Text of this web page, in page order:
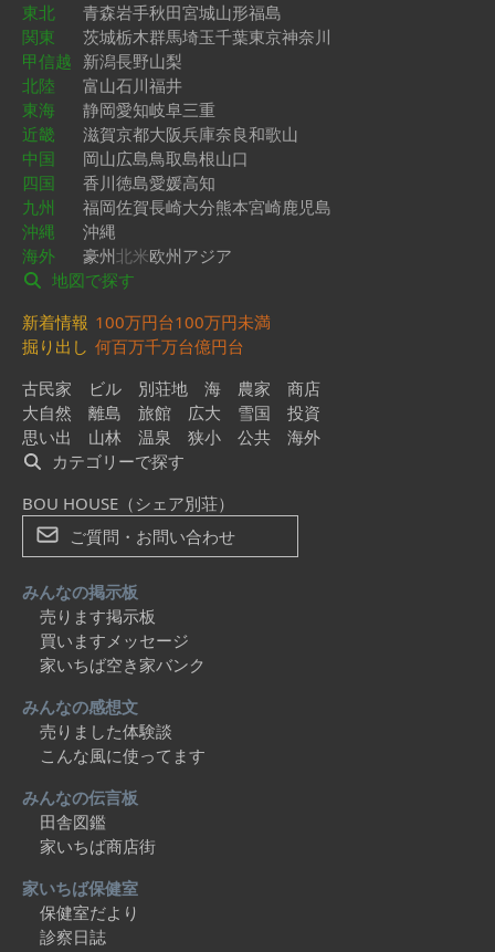
東北
青森岩手秋田宮城山形福島
関東
茨城栃木群馬埼玉千葉東京神奈川
甲信越 新潟長野山梨
北陸
富山石川福井
東海
静岡愛知岐阜三重
近畿
滋賀京都大阪兵庫奈良和歌山
中国
岡山広島鳥取島根山口
四国
香川徳島愛媛高知
九州
福岡佐賀長崎大分熊本宮崎鹿児島
沖縄
沖縄
海外
豪州北米欧州アジア
地図で探す
新着情報 100万円台100万円未満
掘り出し 何百万千万台億円台
古民家
ビル 別荘地 海 農家
商店
大自然
離島 旅館 広大 雪国
投資
思い出
山林 温泉 狭小 公共
海外
カテゴリーで探す
BOU HOUSE（シェア別荘）
ご質問・お問い合わせ
みんなの掲示板
売ります掲示板
買いますメッセージ
家いちば空き家バンク
みんなの感想文
売りました体験談
こんな風に使ってます
みんなの伝言板
田舎図鑑
家いちば商店街
家いちば保健室
保健室だより
診察日誌